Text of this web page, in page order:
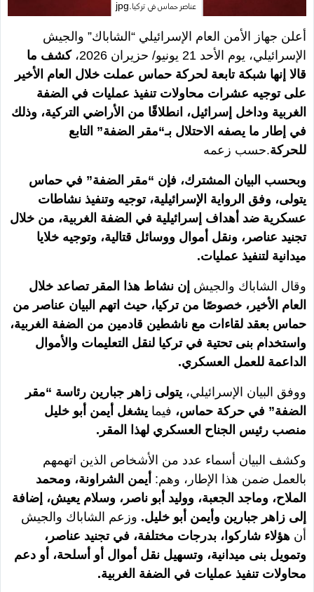
عناصر حماس في تركيا.jpg
أعلن جهاز الأمن العام الإسرائيلي “الشاباك” والجيش
الإسرائيلي، يوم الأحد 21 يونيو/ حزيران 2026،
كشف ما
قالا إنها شبكة تابعة لحركة حماس عملت خلال العام الأخير
على توجيه عشرات محاولات تنفيذ عمليات في الضفة
الغربية وداخل إسرائيل، انطلاقًا من الأراضي التركية، وذلك
في إطار ما يصفه الاحتلال بـ“مقر الضفة” التابع
للحركة.حسب زعمه
وبحسب البيان المشترك، فإن “مقر الضفة” في حماس
يتولى، وفق الرواية الإسرائيلية، توجيه وتنفيذ نشاطات
عسكرية ضد أهداف إسرائيلية في الضفة الغربية، من خلال
تجنيد عناصر، ونقل أموال ووسائل قتالية، وتوجيه خلايا
ميدانية لتنفيذ عمليات.
وقال الشاباك والجيش إن نشاط هذا المقر تصاعد خلال
العام الأخير، خصوصًا من تركيا، حيث اتهم البيان عناصر من
حماس بعقد لقاءات مع ناشطين قادمين من الضفة الغربية،
واستخدام بنى تحتية في تركيا لنقل التعليمات والأموال
الداعمة للعمل العسكري.
ووفق البيان الإسرائيلي، يتولى زاهر جبارين رئاسة “مقر
الضفة” في حركة حماس، فيما يشغل أيمن أبو خليل
منصب رئيس الجناح العسكري لهذا المقر.
وكشف البيان أسماء عدد من الأشخاص الذين اتهمهم
بالعمل ضمن هذا الإطار، وهم: أيمن الشراونة، ومحمد
الملاح، وماجد الجعبة، ووليد أبو ناصر، وسلام يعيش، إضافة
إلى زاهر جبارين وأيمن أبو خليل. وزعم الشاباك والجيش
أن هؤلاء شاركوا، بدرجات مختلفة، في تجنيد عناصر،
وتمويل بنى ميدانية، وتسهيل نقل أموال أو أسلحة، أو دعم
محاولات تنفيذ عمليات في الضفة الغربية.